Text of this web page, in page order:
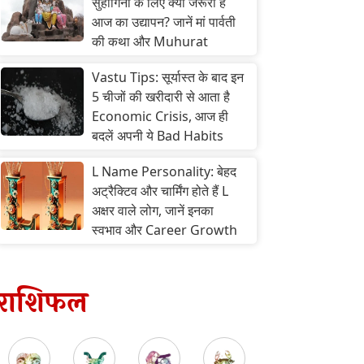
आज का उद्यापन? जानें मां पार्वती
की कथा और Muhurat
Vastu Tips: सूर्यास्त के बाद इन
5 चीजों की खरीदारी से आता है
Economic Crisis, आज ही
बदलें अपनी ये Bad Habits
L Name Personality: बेहद
अट्रैक्टिव और चार्मिंग होते हैं L
अक्षर वाले लोग, जानें इनका
स्वभाव और Career Growth